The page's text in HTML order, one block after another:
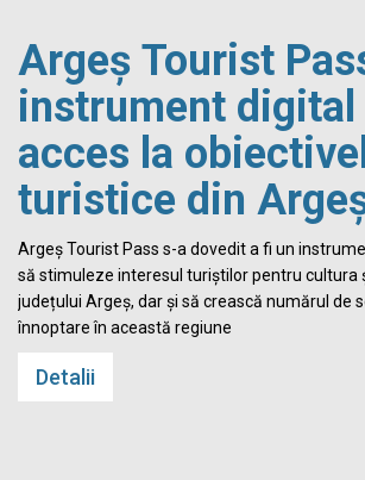
Argeș Tourist
instrument digital
acces la
turistice din
Argeș Tourist Pass s-a dovedit a fi un
să stimuleze interesul turiștilor pentru cultura
județului Argeș, dar și să crească numărul de
înnoptare în această regiune
Detalii